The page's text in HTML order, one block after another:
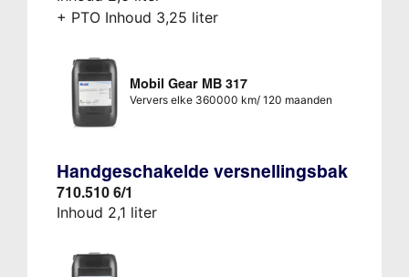
+ PTO Inhoud 3,25 liter
Mobil Gear MB 317
Ververs elke 360000 km/ 120 maanden
Handgeschakelde versnellingsbak
710.510 6/1
Inhoud 2,1 liter